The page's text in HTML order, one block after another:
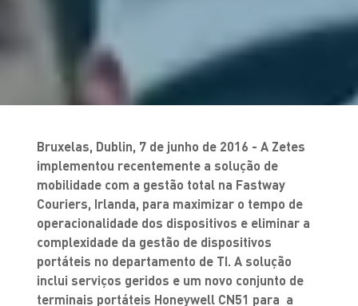
Bruxelas, Dublin, 7 de junho de 2016 - A Zetes
implementou recentemente a solução de
mobilidade com a gestão total na Fastway
Couriers, Irlanda, para maximizar o tempo de
operacionalidade dos dispositivos e eliminar a
complexidade da gestão de dispositivos
portáteis no departamento de TI. A solução
inclui serviços geridos e um novo conjunto de
terminais portáteis Honeywell CN51 para a